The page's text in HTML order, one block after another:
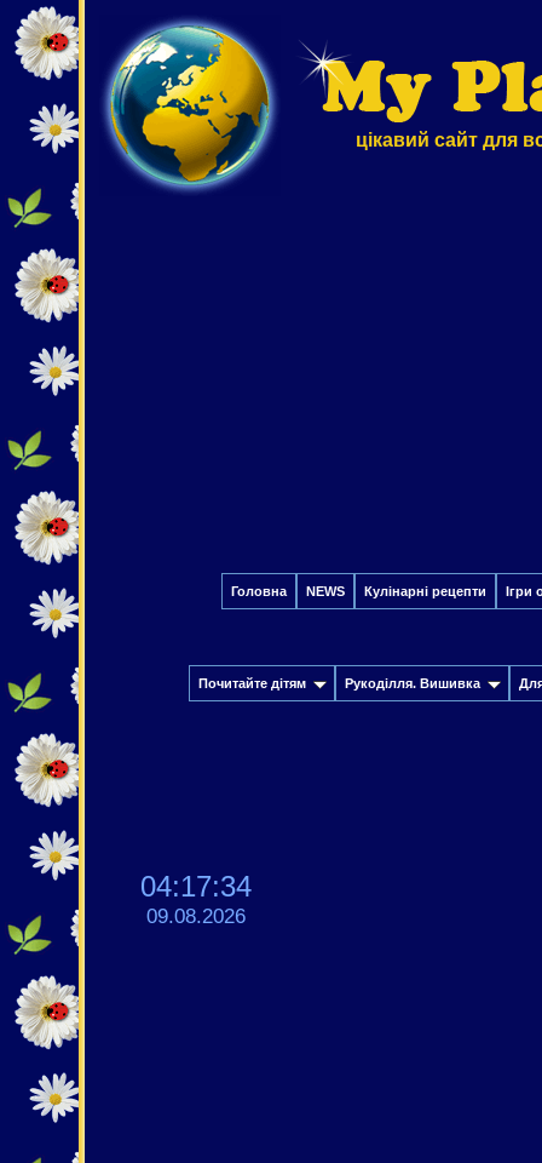
цікавий сайт для
Головна NEWS Кулінарні рецепти Ігри
Почитайте дітям Рукоділля. Вишивка
04:17:35
09.08.2026